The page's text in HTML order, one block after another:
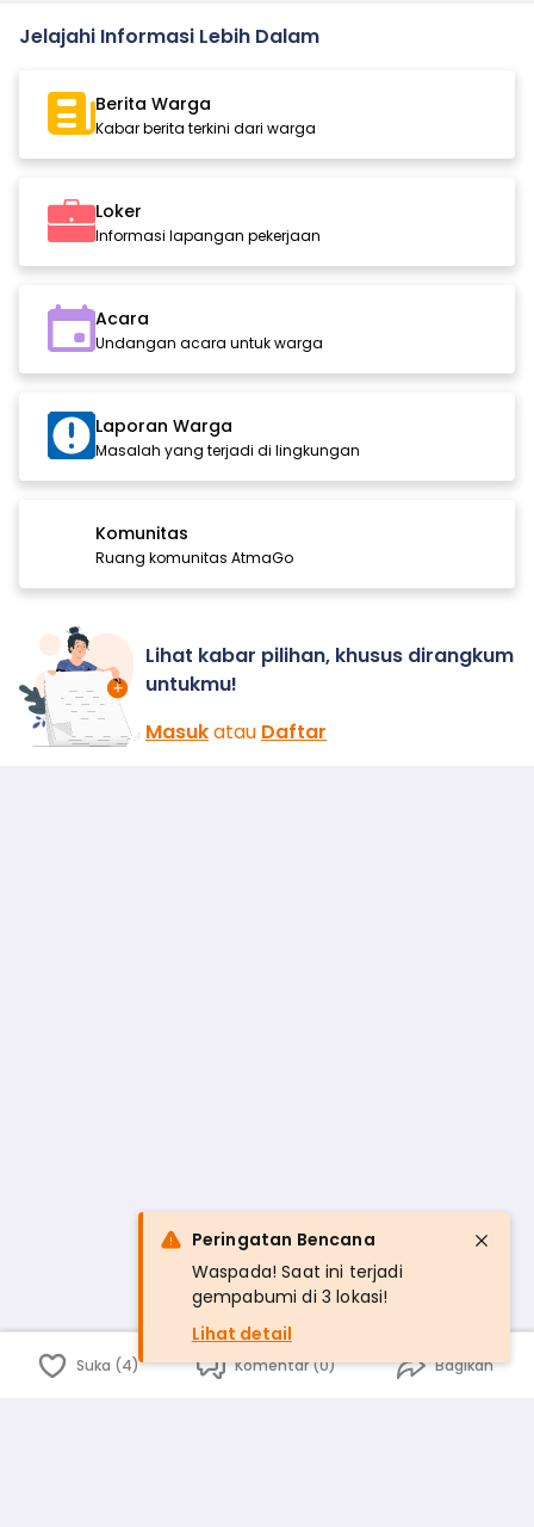
Jelajahi Informasi Lebih Dalam
Berita Warga
Kabar berita terkini dari warga
Loker
Informasi lapangan pekerjaan
Acara
Undangan acara untuk warga
Laporan Warga
Masalah yang terjadi di lingkungan
Komunitas
Ruang komunitas AtmaGo
Lihat kabar pilihan, khusus dirangkum
untukmu!
Masukatau Daftar
Suka (4) Komentar (0) Bagikan
Peringatan Bencana
Waspada! Saat ini terjadi
gempabumi di 3 lokasi!
Lihat detail